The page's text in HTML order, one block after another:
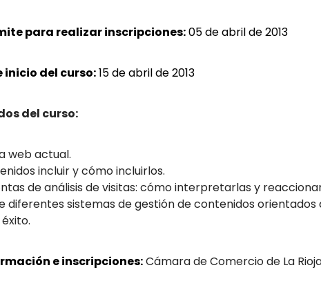
para realizar inscripciones:05 de abril de 2013
inicio del curso:15 de abril de 2013
del curso:
web actual.
incluir y cómo incluirlos.
de análisis de visitas: cómo interpretarlas y
diferentes sistemas de gestión de contenidos
e inscripciones:Cámara de Comercio de La